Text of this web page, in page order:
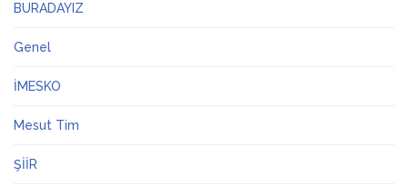
BURADAYIZ
Genel
İMESKO
Mesut Tim
ŞİİR